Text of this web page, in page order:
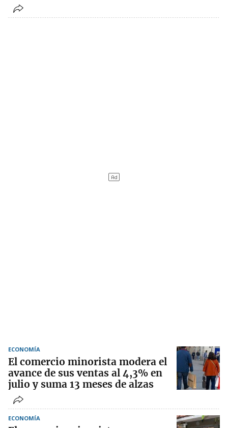
ECONOMÍA
El comercio minorista modera el
avance de sus ventas al 4,3% en
julio y suma 13 meses de alzas
ECONOMÍA